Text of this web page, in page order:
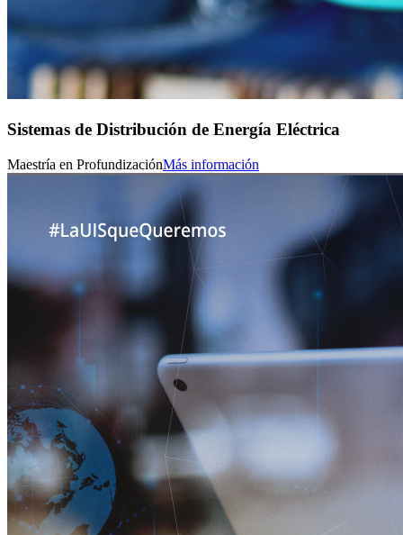
Sistemas de Distribución de Energía Eléctrica
Maestría en ProfundizaciónMás información